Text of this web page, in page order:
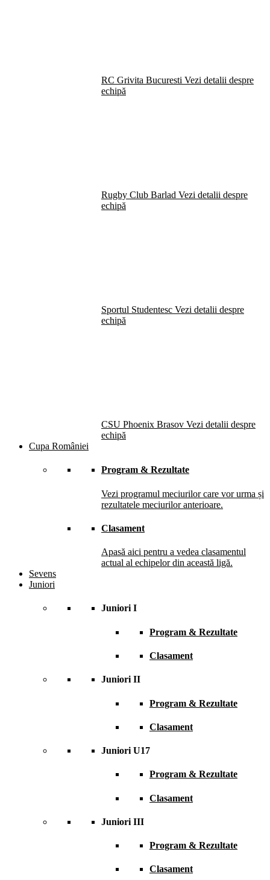
RC Grivita Bucuresti Vezi detalii despre
echipă
Rugby Club Barlad Vezi detalii despre
echipă
Sportul Studentesc Vezi detalii despre
echipă
CSU Phoenix Brasov Vezi detalii despre
echipă
Cupa României
Program & Rezultate
Vezi programul meciurilor care vor urma și
rezultatele meciurilor anterioare.
Clasament
Apasă aici pentru a vedea clasamentul
actual al echipelor din această ligă.
Sevens
Juniori
Juniori I
Program & Rezultate
Clasament
Juniori II
Program & Rezultate
Clasament
Juniori U17
Program & Rezultate
Clasament
Juniori III
Program & Rezultate
Clasament